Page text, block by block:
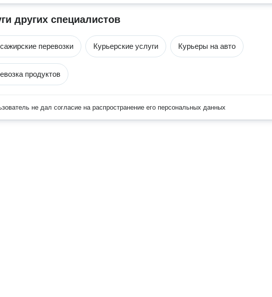
других специалистов
перевозки Курьерские услуги Курьеры на авто
продуктов
не дал согласие на распространение его персональных данных